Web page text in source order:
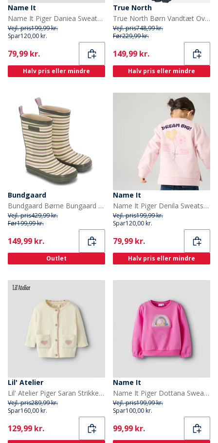
Name It
Name It Piger Daniea Sweatshirt Lavendula
Vejl. pris199,99 kr.
Spar120,00 kr.
Current
79,99 kr.
Halv pris eller mindre
True North
True North Børn Vandtæt Overalls Oxford Snedragt Nattehimmel
Vejl. pris748,99 kr.
Før229,99 kr.
Current
149,99 kr.
Halv pris eller mindre
Bundgaard
Bundgaard Børne Bungaard Charly Høj Gummistøvler Peony Stripe
Vejl. pris429,99 kr.
Før199,99 kr.
Current
149,99 kr.
Outlet
Name It
Name It Piger Denila Sweatshirt Parfait Pink
Vejl. pris199,99 kr.
Spar120,00 kr.
Current
79,99 kr.
Halv pris eller mindre
Lil' Atelier
Lil' Atelier Piger Saran Strikket Cardigan Turtledove
Vejl. pris289,99 kr.
Spar160,00 kr.
Current
129,99 kr.
Name It
Name It Piger Dottana Sweatshirt Strawberry Moon
Vejl. pris199,99 kr.
Spar100,00 kr.
Current
99,99 kr.